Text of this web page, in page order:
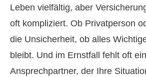
Leben vielfältig, aber
oft kompliziert. Ob Privatperson
die Unsicherheit, ob alles
bleibt. Und im Ernstfall fehlt oft ein
Ansprechpartner, der Ihre